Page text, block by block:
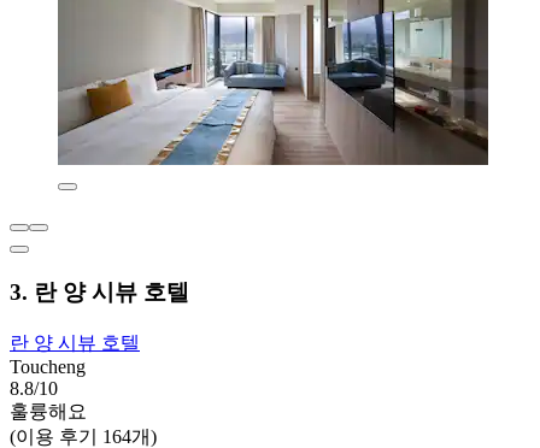
3. 란 양 시뷰 호텔
란 양 시뷰 호텔
Toucheng
8.8/10
훌륭해요
(이용 후기 164개)